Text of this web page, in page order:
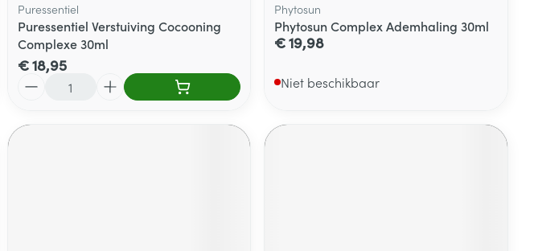
Puressentiel
Puressentiel Verstuiving Cocooning
Complexe 30ml
€ 18,95
Phytosun
Phytosun Complex Ademhaling 30ml
€ 19,98
Niet beschikbaar